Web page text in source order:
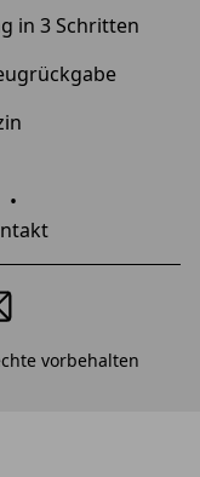
in 3 Schritten
•
vorbehalten